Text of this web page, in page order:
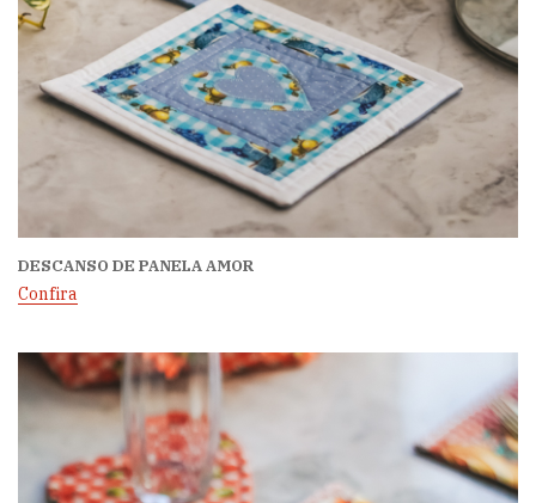
DESCANSO DE PANELA AMOR
Confira